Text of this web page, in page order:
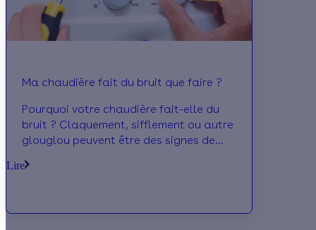
Ma chaudière fait du bruit que faire ?
Pourquoi votre chaudière fait-elle du
bruit ? Claquement, sifflement ou autre
glouglou peuvent être des signes de
Lire